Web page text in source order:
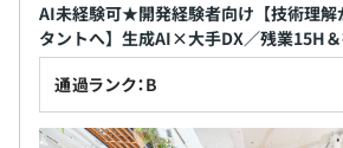
AI未経験可★開発経験者向け【技術理解
タントへ】生成AI×大手DX／残業15H
通過ランク：B